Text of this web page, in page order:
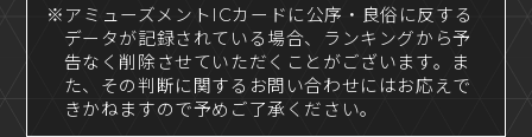
※アミューズメントICカードに公序・良俗に反する
データが記録されている場合、ランキングから予
告なく削除させていただくことがございます。ま
た、その判断に関するお問い合わせにはお応えで
きかねますので予めご了承ください。